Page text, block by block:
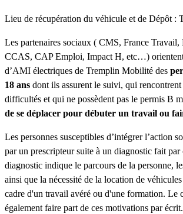
Lieu de récupération du véhicule et de Dépôt :
Les partenaires sociaux ( CMS, France
CCAS, CAP Emploi, Impact H, etc…)
d’AMI électriques de Tremplin Mobilité des
18 ans dont ils assurent le suivi, qui rencontrent
difficultés et qui ne possèdent pas le permis B
de se déplacer pour débuter un travail ou
Les personnes susceptibles d’intégrer l’action
par un prescripteur suite à un diagnostic fait
diagnostic indique le parcours de la personne,
ainsi que la nécessité de la location de
cadre d'un travail avéré ou d'une formation. Le
également faire part de ces motivations par écrit.